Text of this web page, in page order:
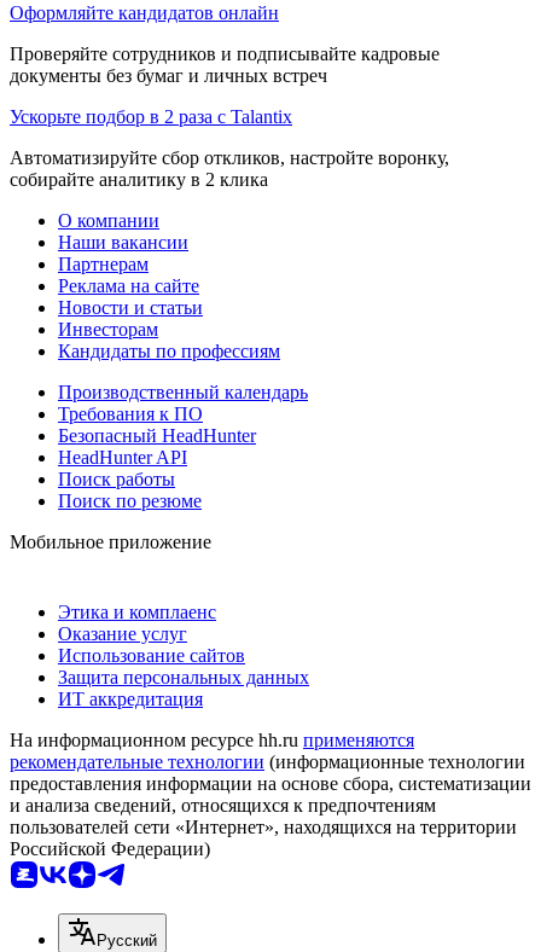
Оформляйте кандидатов онлайн
Проверяйте сотрудников и подписывайте кадровые
документы без бумаг и личных встреч
Ускорьте подбор в 2 раза с Talantix
Автоматизируйте сбор откликов, настройте воронку,
собирайте аналитику в 2 клика
О компании
Наши вакансии
Партнерам
Реклама на сайте
Новости и статьи
Инвесторам
Кандидаты по профессиям
Производственный календарь
Требования к ПО
Безопасный HeadHunter
HeadHunter API
Поиск работы
Поиск по резюме
Мобильное приложение
Этика и комплаенс
Оказание услуг
Использование сайтов
Защита персональных данных
ИТ аккредитация
На информационном ресурсе hh.ru применяются
рекомендательные технологии (информационные технологии
предоставления информации на основе сбора, систематизации
и анализа сведений, относящихся к предпочтениям
пользователей сети «Интернет», находящихся на территории
Российской Федерации)
Русский